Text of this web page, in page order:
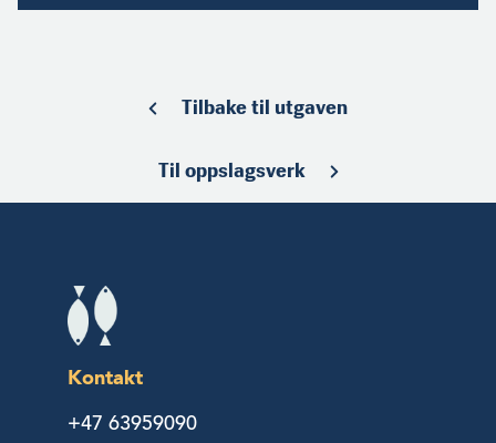
Tilbake til utgaven
Til oppslagsverk
Kontakt
+47 63959090